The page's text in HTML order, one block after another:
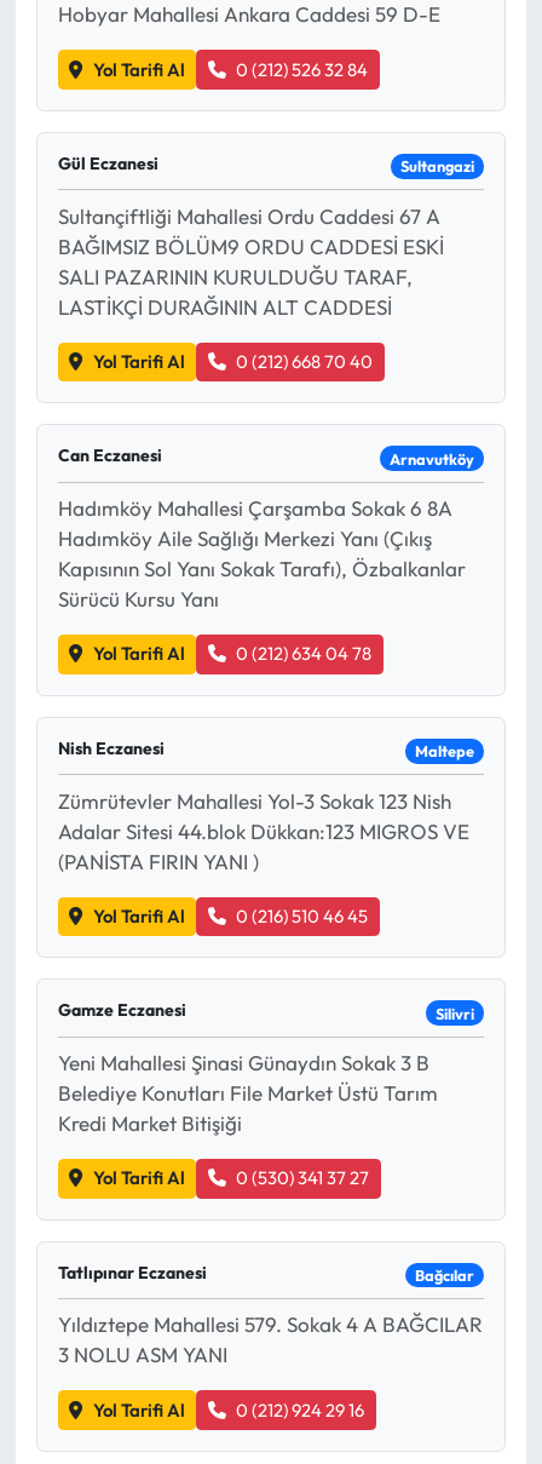
Hobyar Mahallesi Ankara Caddesi 59 D-E
Yol Tarifi Al 0 (212) 526 32 84
Gül Eczanesi Sultangazi
Sultançiftliği Mahallesi Ordu Caddesi 67 A
BAĞIMSIZ BÖLÜM9 ORDU CADDESİ ESKİ
SALI PAZARININ KURULDUĞU TARAF,
LASTİKÇİ DURAĞININ ALT CADDESİ
Yol Tarifi Al 0 (212) 668 70 40
Can Eczanesi Arnavutköy
Hadımköy Mahallesi Çarşamba Sokak 6 8A
Hadımköy Aile Sağlığı Merkezi Yanı (Çıkış
Kapısının Sol Yanı Sokak Tarafı), Özbalkanlar
Sürücü Kursu Yanı
Yol Tarifi Al 0 (212) 634 04 78
Nish Eczanesi Maltepe
Zümrütevler Mahallesi Yol-3 Sokak 123 Nish
Adalar Sitesi 44.blok Dükkan:123 MIGROS VE
(PANİSTA FIRIN YANI )
Yol Tarifi Al 0 (216) 510 46 45
Gamze Eczanesi Silivri
Yeni Mahallesi Şinasi Günaydın Sokak 3 B
Belediye Konutları File Market Üstü Tarım
Kredi Market Bitişiği
Yol Tarifi Al 0 (530) 341 37 27
Tatlıpınar Eczanesi Bağcılar
Yıldıztepe Mahallesi 579. Sokak 4 A BAĞCILAR
3 NOLU ASM YANI
Yol Tarifi Al 0 (212) 924 29 16